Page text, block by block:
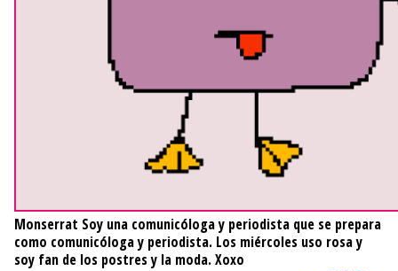
Monserrat Soy una comunicóloga y periodista que se prepara
como comunicóloga y periodista. Los miércoles uso rosa y
soy fan de los postres y la moda. Xoxo